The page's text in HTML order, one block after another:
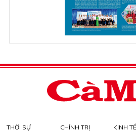
THỜI SỰ CHÍNH TRỊ KINH TẾ